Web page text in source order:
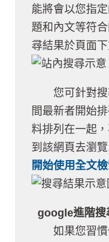
能將會以您指
題和內文等符
尋結果於頁面下
您可針對搜
間最新者開始
料排列在一起
到該網頁去瀏覽
開始使用全文
google進階搜
如果您習慣